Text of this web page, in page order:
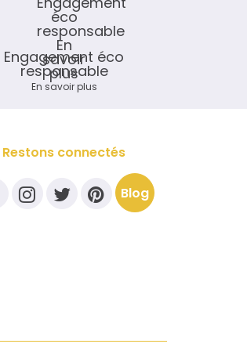
Engagement éco
responsable
En savoir plus
Restons connectés
Blog